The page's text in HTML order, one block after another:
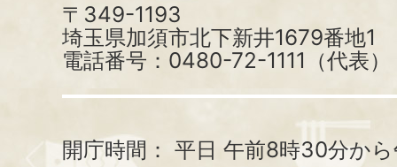
〒349-1193
埼玉県加須市北下新井1679番地1
電話番号：0480-72-1111（代表）
開庁時間： 平日 午前8時30分か